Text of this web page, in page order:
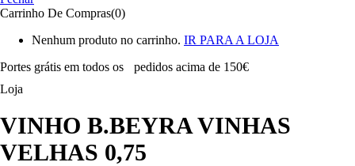
Carrinho De Compras(0)
Nenhum produto no carrinho. IR PARA A LOJA
Portes grátis em todos os
pedidos acima de 150€
Loja
VINHO B.BEYRA VINHAS
VELHAS 0,75